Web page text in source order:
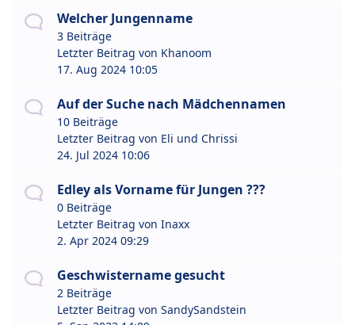
Welcher Jungenname
3 Beiträge
Letzter Beitrag von Khanoom
17. Aug 2024 10:05
Auf der Suche nach Mädchennamen
10 Beiträge
Letzter Beitrag von Eli und Chrissi
24. Jul 2024 10:06
Edley als Vorname für Jungen ???
0 Beiträge
Letzter Beitrag von Inaxx
2. Apr 2024 09:29
Geschwistername gesucht
2 Beiträge
Letzter Beitrag von SandySandstein